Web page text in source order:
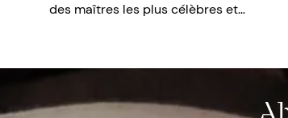
des maîtres les plus célèbres et…